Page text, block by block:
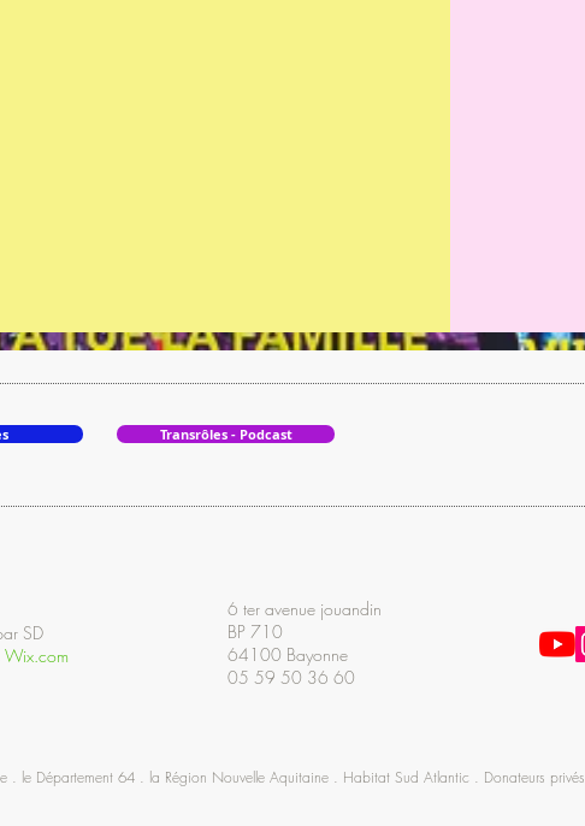
Transrôles - Podcast
SD
Wix.com
6 ter avenue jouandin
BP 710
64100 Bayonne
05 59 50 36 60
. le Département 64 . la Région Nouvelle Aquitaine . Habitat Sud Atlantic . Donateurs privés